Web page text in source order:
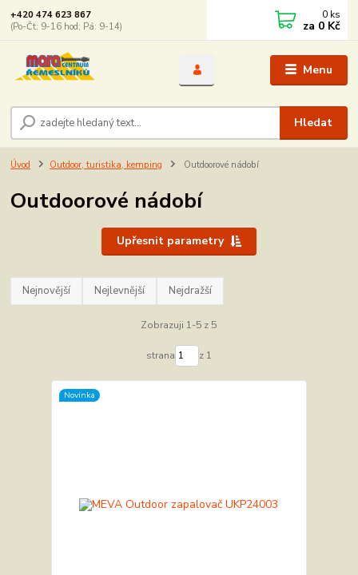
Menu
Hledat
+420 474 623 867
(Po-Čt: 9-16 hod; Pá: 9-14)
0 ks
za 0 Kč
Úvod Outdoor, turistika, kemping Outdoorové nádobí
Outdoorové nádobí
Upřesnit parametry
Nejnovější Nejlevnější Nejdražší
Zobrazuji 1-5 z 5
strana z 1
Novinka